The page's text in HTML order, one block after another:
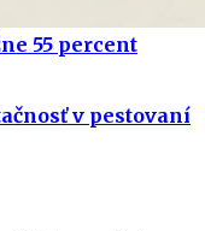
55 percent
v pestovaní